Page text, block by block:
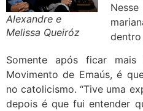
Alexandre e
Melissa Queiróz
dentro
Somente após ficar
Movimento de Emaús, é
no catolicismo. “Tive uma
depois é que fui entender